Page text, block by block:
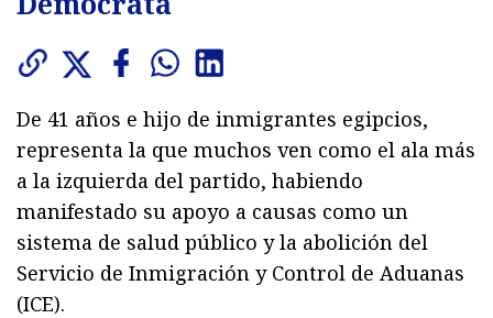
De 41 años e hijo de inmigrantes egipcios,
representa la que muchos ven como el ala más
a la izquierda del partido, habiendo
manifestado su apoyo a causas como un
sistema de salud público y la abolición del
Servicio de Inmigración y Control de Aduanas
(ICE).